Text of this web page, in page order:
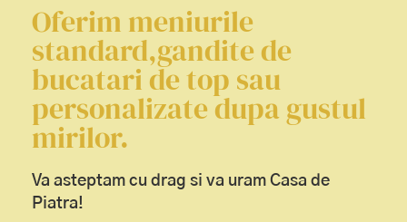
Oferim meniurile
standard,gandite de
bucatari de top sau
personalizate dupa gustul
mirilor.
Va asteptam cu drag si va uram Casa de
Piatra!